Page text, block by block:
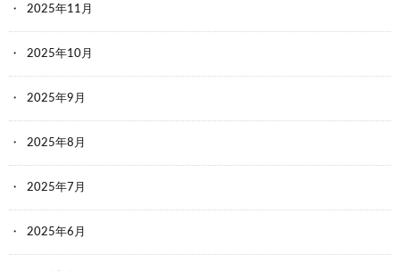
2025年11月
2025年10月
2025年9月
2025年8月
2025年7月
2025年6月